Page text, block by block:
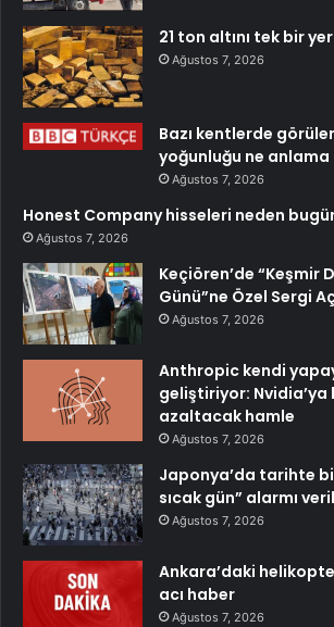
21 ton altını tek bir
Ağustos 7, 2026
Bazı kentlerde
yoğunluğu ne anlama
Ağustos 7, 2026
Honest Company hisseleri neden
Ağustos 7, 2026
Keçiören’de “Keşmir
Günü”ne Özel Sergi
Ağustos 7, 2026
Anthropic kendi
geliştiriyor: Nvidia’ya
azaltacak hamle
Ağustos 7, 2026
Japonya’da tarihte
sıcak gün” alarmı
Ağustos 7, 2026
Ankara’daki
acı haber
Ağustos 7, 2026